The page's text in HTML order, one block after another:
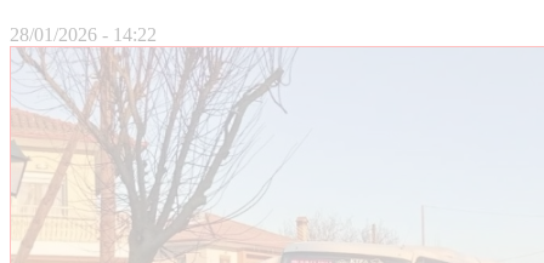
28/01/2026 - 14:22